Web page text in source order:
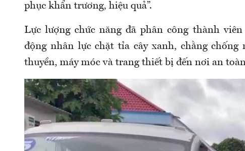
phục khẩn trương, hiệu quả”.
Lực lượng chức năng đã phân công thành
động nhân lực chặt tỉa cây xanh, chằng
thuyền, máy móc và trang thiết bị đến nơi an